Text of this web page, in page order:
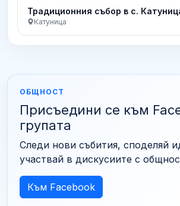
Традиционния събор в с.
Катуница
ОБЩНОСТ
Присъедини се към
групата
Следи нови събития, споделяй
участвай в дискусиите с
Към Facebook